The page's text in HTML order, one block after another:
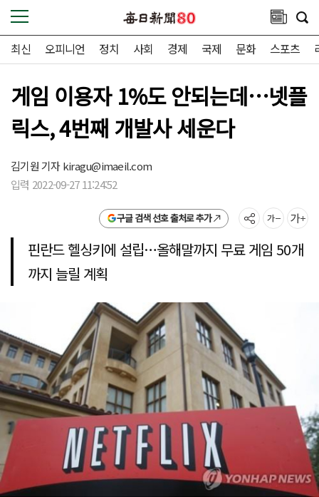
최신 오피니언 정치 사회 경제 국제 문화 스포츠
게임 이용자 1%도 안되는데…넷플
릭스, 4번째 개발사 세운다
김기원 기자kiragu@imaeil.com
입력 2022-09-27 11:24:52
구글 검색 선호 출처로 추가
핀란드 헬싱키에 설립…올해말까지 무료 게임 50개
까지 늘릴 계획